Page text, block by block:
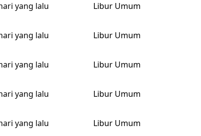
yang lalu Libur Umum
yang lalu Libur Umum
yang lalu Libur Umum
yang lalu Libur Umum
yang lalu Libur Umum